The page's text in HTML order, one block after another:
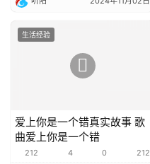
生活经验
爱上你是一个错真实故事 歌
曲爱上你是一个错
212 4 0 212